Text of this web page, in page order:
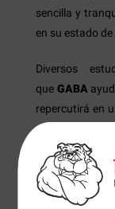
sencilla y
en su estado de
Diversos
que GABA
repercutirá en
rendimiento
no podemos
Modo de